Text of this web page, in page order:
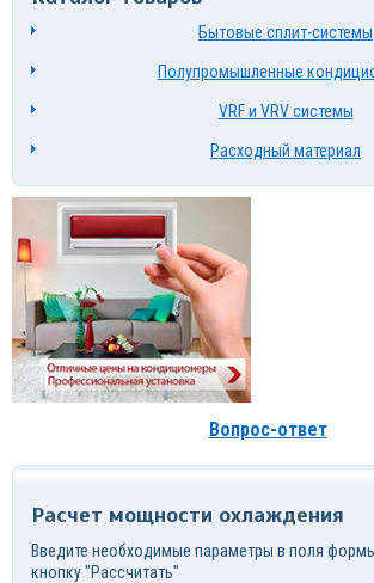
Бытовые сплит-системы
Полупромышленные
VRF и VRV системы
Расходный материал
Вопрос-ответ
Расчет мощности охлаждения
Введите необходимые параметры в поля
кнопку "Рассчитать"